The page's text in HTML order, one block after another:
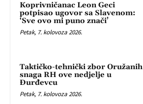
Koprivničanac Leon Geci
potpisao ugovor sa Slavenom:
‘Sve ovo mi puno znači’
Petak, 7. kolovoza 2026.
Taktičko-tehnički zbor Oružanih
snaga RH ove nedjelje u
Đurđevcu
Petak, 7. kolovoza 2026.